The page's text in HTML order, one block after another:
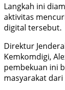
Langkah ini
aktivitas
digital tersebut.
Direktur
Kemkomdigi,
pembekuan ini
masyarakat